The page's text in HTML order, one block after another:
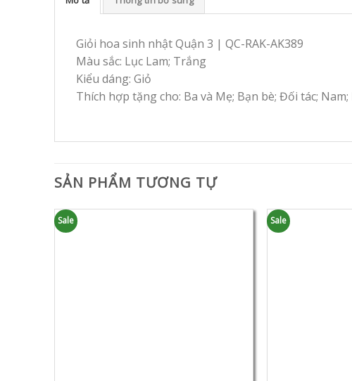
Giỏi hoa sinh nhật Quận 3 | QC-RAK-AK389
Màu sắc: Lục Lam; Trắng
Kiểu dáng: Giỏ
Thích hợp tặng cho: Ba và Mẹ; Bạn bè; Đối tác;
SẢN PHẨM TƯƠNG TỰ
Sale Sale